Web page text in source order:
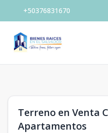
+50376831670
Terreno en Venta
Apartamentos